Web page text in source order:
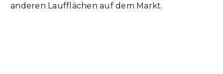
anderen Laufflächen auf dem Markt.